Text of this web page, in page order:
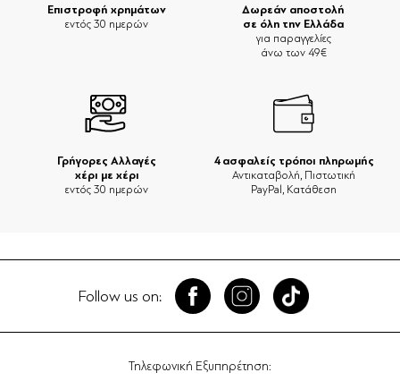
Δωρεάν αποστολή
σε όλη την Ελλάδα
για παραγγελίες
άνω των 49€
Επιστροφή χρημάτων
εντός 30 ημερών
Γρήγορες Αλλαγές
χέρι με χέρι
εντός 30 ημερών
4 ασφαλείς τρόποι πληρωμής
Αντικαταβολή, Πιστωτική
PayPal, Κατάθεση
Follow us on:
Τηλεφωνική Εξυπηρέτηση: